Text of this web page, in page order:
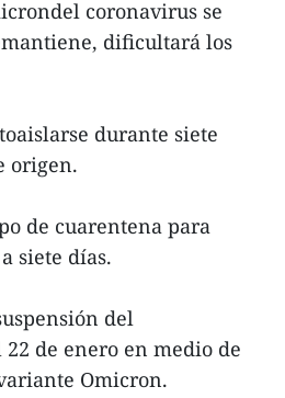
coronavirus se
dificultará los
durante siete
origen.
de cuarentena para
siete días.
del
de enero en medio de
Omicron.